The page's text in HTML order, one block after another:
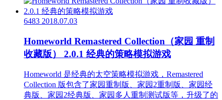
6483 2018.07.03
Homeworld Remastered Collection（家园 重制
收藏版） 2.0.1 经典的策略模拟游戏
Homeworld 是经典的太空策略模拟游戏，Remastered
Collection 版包含了家园重制版、家园2重制版、家园经
典版、家园2经典版、家园多人重制测试版等，升级了的